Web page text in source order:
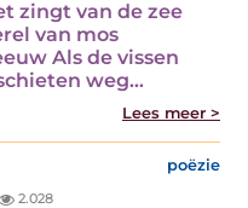
zingt van de zee
van mos
Als de vissen
weg…
Lees meer >
poëzie
2.028